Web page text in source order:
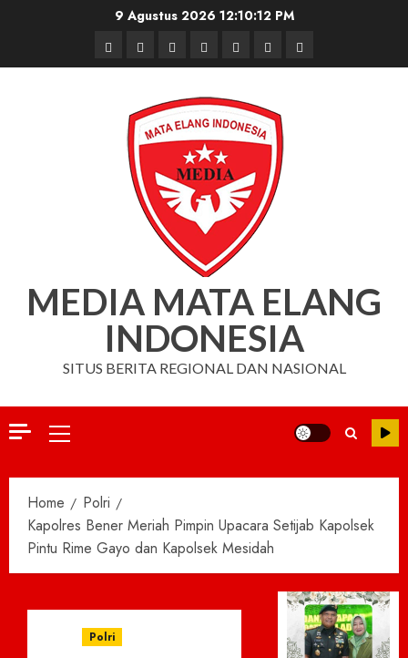
9 Agustus 2026 12:10:13 PM
BerandaNasionalDaerahHukum
dan
Kriminal
Pendidikan
Box
Redaksi
Iklan
MEDIA MATA ELANG
INDONESIA
SITUS BERITA REGIONAL DAN NASIONAL
Primary
Home
Polri
Kapolres Bener Meriah Pimpin Upacara Setijab Kapolsek
Pintu Rime Gayo dan Kapolsek Mesidah
Polri